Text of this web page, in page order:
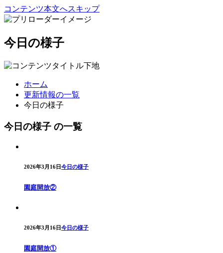
コンテンツ本文へスキップ
今日の様子
ホーム
更新情報の一覧
今日の様子
今日の様子 の一覧
2026年3月16日今日の様子
園庭開放②
2026年3月16日今日の様子
園庭開放①